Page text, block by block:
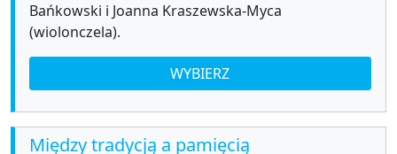
Bańkowski i Joanna Kraszewska-Myca
(wiolonczela).
WYBIERZ
Między tradycją a pamięcią